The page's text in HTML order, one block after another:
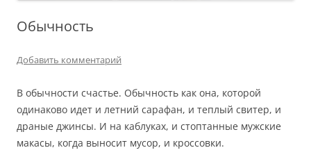
Обычность
Добавить комментарий
В обычности счастье. Обычность как она, которой
одинаково идет и летний сарафан, и теплый свитер, и
драные джинсы. И на каблуках, и стоптанные мужские
макасы, когда выносит мусор, и кроссовки.